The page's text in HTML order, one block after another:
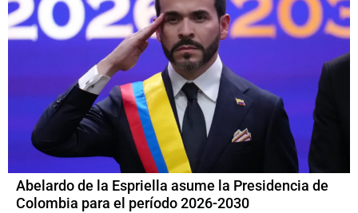
Abelardo de la Espriella asume la Presidencia de
Colombia para el período 2026-2030